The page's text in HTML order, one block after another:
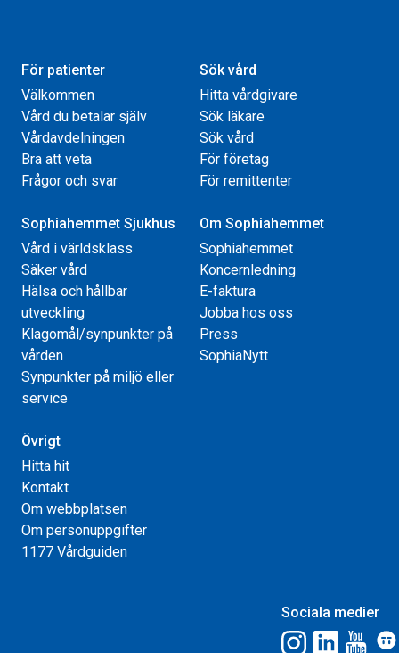
För patienter
Välkommen
Vård du betalar själv
Vårdavdelningen
Bra att veta
Frågor och svar
Sök vård
Hitta vårdgivare
Sök läkare
Sök vård
För företag
För remittenter
Sophiahemmet Sjukhus
Vård i världsklass
Säker vård
Hälsa och hållbar
utveckling
Klagomål/synpunkter på
vården
Synpunkter på miljö eller
service
Om Sophiahemmet
Sophiahemmet
Koncernledning
E-faktura
Jobba hos oss
Press
SophiaNytt
Övrigt
Hitta hit
Kontakt
Om webbplatsen
Om personuppgifter
1177 Vårdguiden
Sociala medier